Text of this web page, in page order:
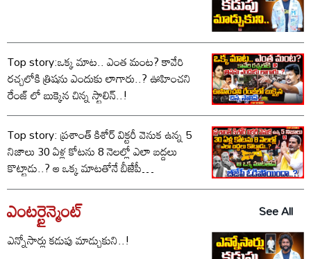
Top story:ఒక్క మాట.. ఎంత మంట? కావేరి
రచ్చలోకి త్రిషను ఎందుకు లాగారు..? ఊహించని
రేంజ్ లో బుక్కైన చిన్న స్టాలిన్..!
Top story: ప్రశాంత్ కిశోర్ విక్టరీ వెనుక ఉన్న 5
నిజాలు 30 ఏళ్ల కోటను 8 నెలల్లో ఎలా బద్దలు
కొట్టాడు..? ఆ ఒక్క మాటతోనే బీజేపీ
ఓడిపోయిందా..?
ఎంటర్టైన్మెంట్
See All
ఎన్నోసార్లు కడుపు మాడ్చుకుని..!